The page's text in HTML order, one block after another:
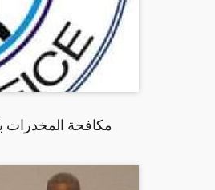
مكافحة المخدرات